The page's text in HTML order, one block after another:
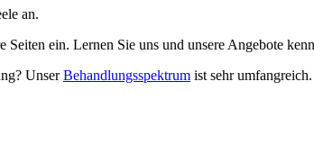
an.
ein. Lernen Sie uns und unsere Angebote
UnserBehandlungsspektrum ist sehr umfangreich.